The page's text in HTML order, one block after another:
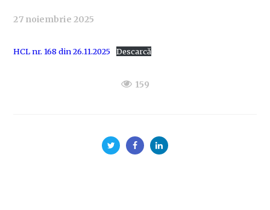
27 noiembrie 2025
HCL nr. 168 din 26.11.2025 Descarcă
159